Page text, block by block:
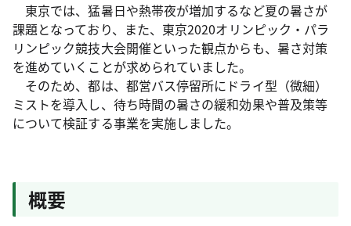
東京では、猛暑日や熱帯夜が増加するなど夏の暑さが
課題となっており、また、東京2020オリンピック・パラ
リンピック競技大会開催といった観点からも、暑さ対策
を進めていくことが求められていました。
そのため、都は、都営バス停留所にドライ型（微細）
ミストを導入し、待ち時間の暑さの緩和効果や普及策等
について検証する事業を実施しました。
概要